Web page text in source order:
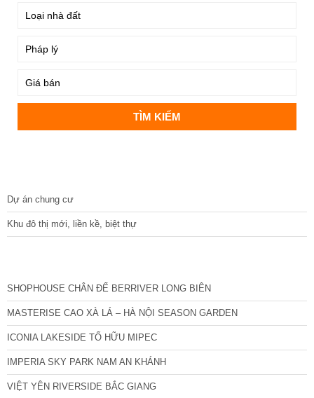
Dự án chung cư
Khu đô thị mới, liền kề, biệt thự
SHOPHOUSE CHÂN ĐẾ BERRIVER LONG BIÊN
MASTERISE CAO XÀ LÁ – HÀ NỘI SEASON GARDEN
ICONIA LAKESIDE TỐ HỮU MIPEC
IMPERIA SKY PARK NAM AN KHÁNH
VIỆT YÊN RIVERSIDE BẮC GIANG